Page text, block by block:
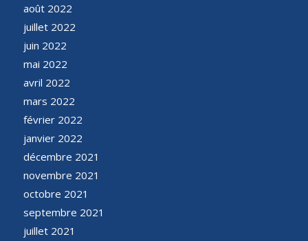
août 2022
juillet 2022
juin 2022
mai 2022
avril 2022
mars 2022
février 2022
janvier 2022
décembre 2021
novembre 2021
octobre 2021
septembre 2021
juillet 2021